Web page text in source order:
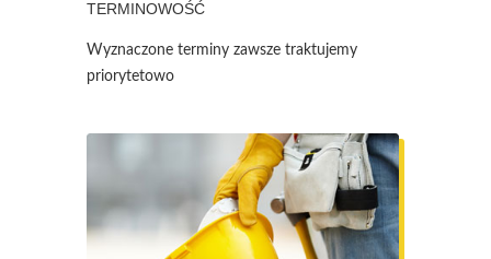
TERMINOWOŚĆ
Wyznaczone terminy zawsze traktujemy
priorytetowo